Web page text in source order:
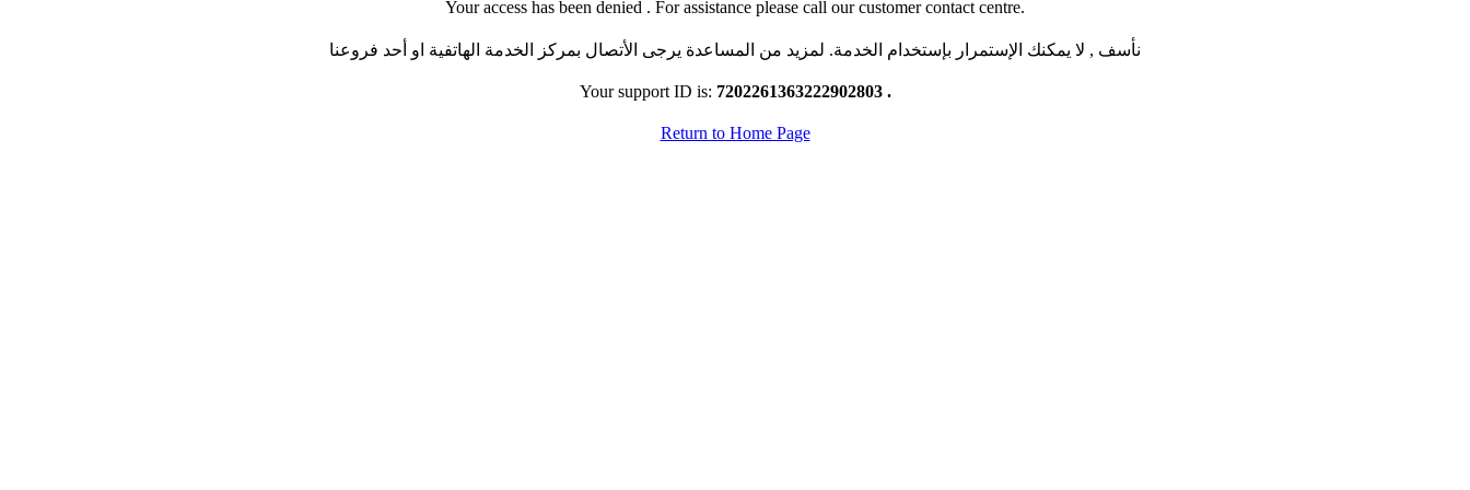
Your access has been denied . For assistance please call our customer contact centre.
نأسف , لا يمكنك الإستمرار بإستخدام الخدمة. لمزيد من المساعدة يرجى الأتصال بمركز الخدمة الهاتفية او أحد فروعنا
Your support ID is: 7202261363222902803 .
Return to Home Page